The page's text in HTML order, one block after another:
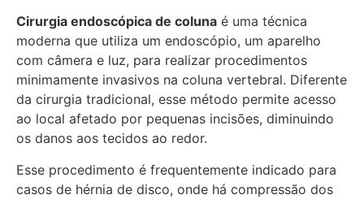
Cirurgia endoscópica de coluna é uma técnica
moderna que utiliza um endoscópio, um aparelho
com câmera e luz, para realizar procedimentos
minimamente invasivos na coluna vertebral. Diferente
da cirurgia tradicional, esse método permite acesso
ao local afetado por pequenas incisões, diminuindo
os danos aos tecidos ao redor.
Esse procedimento é frequentemente indicado para
casos de hérnia de disco, onde há compressão dos